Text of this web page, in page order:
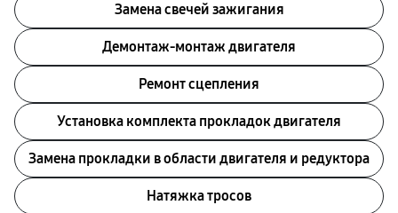
Замена свечей зажигания
Демонтаж-монтаж двигателя
Ремонт сцепления
Установка комплекта прокладок двигателя
Замена прокладки в области двигателя и редуктора
Натяжка тросов